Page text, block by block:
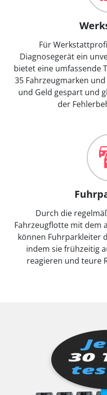
Für
Diagnosegerät ein
bietet eine umfassende
35 Fahrzeugmarken
und Geld gespart und
der
Durch die
Fahrzeugflotte mit dem
können Fuhrparkleiter
indem sie frühzeitig
reagieren und teure